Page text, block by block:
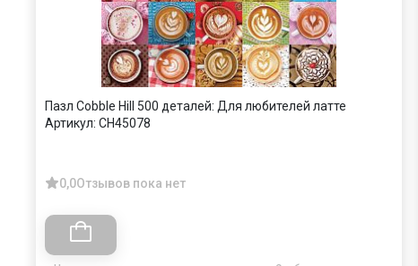
Пазл Cobble Hill 500 деталей: Для любителей латте
Артикул: CH45078
0,0Отзывов пока нет